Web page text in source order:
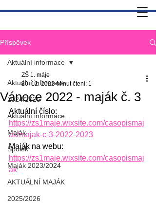
Příspěvek
Aktuální informace
2024/2025
Aktuální informace
Maják
Spolek
Maják 2023/2024
AKTUÁLNÍ MAJÁK
2025/2026
Aktuální informace
Vánoce 2022 - maják č. 3
ZŠ 1. máje
20. 12. 2022 Minut čtení: 1
Aktuální číslo:
https://zs1maje.wixsite.com/casopismaj
ak/majak-c-3-2022-2023
Maják na webu:
https://zs1maje.wixsite.com/casopismaj
ak